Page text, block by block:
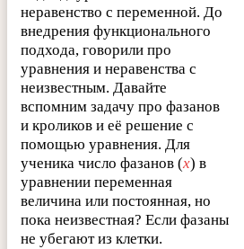
неравенство с переменной. До
внедрения функционального
подхода, говорили про
уравнения и неравенства с
неизвестным. Давайте
вспомним задачу про фазанов
и кроликов и её решение с
помощью уравнения. Для
ученика число фазанов (x) в
уравнении переменная
величина или постоянная, но
пока неизвестная? Если фазаны
не убегают из клетки.